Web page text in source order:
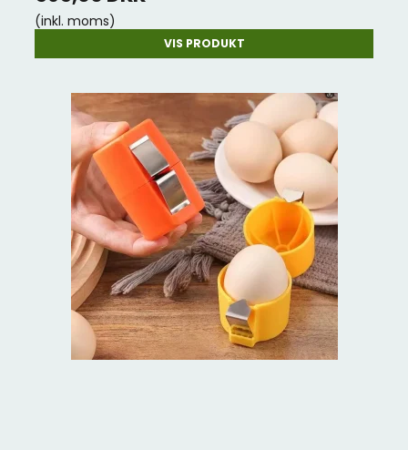
(inkl. moms)
VIS PRODUKT